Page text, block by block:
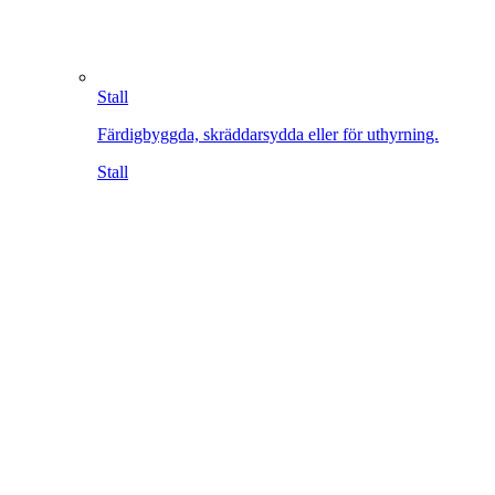
Stall
Färdigbyggda, skräddarsydda eller för uthyrning.
Stall